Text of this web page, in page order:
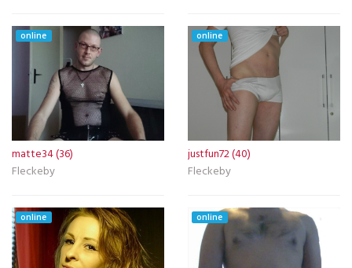
online
matte34 (36)
Fleckeby
online
justfun72 (40)
Fleckeby
online online